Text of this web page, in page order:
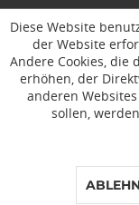
Diese Website
der Website
Andere Cookies, die
erhöhen, der
anderen
sollen,